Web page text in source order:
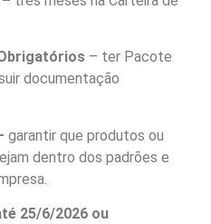
– ter Pacote
documentação
garantir que produtos ou
dentro dos padrões e
25/6/2026 ou